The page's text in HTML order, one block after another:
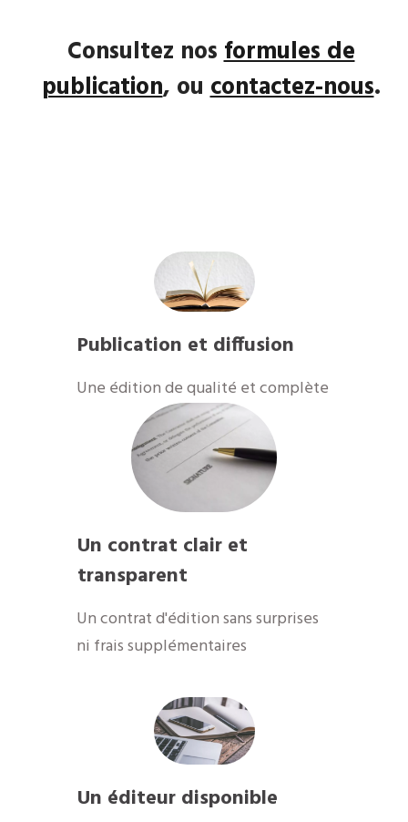
Consultez nosformules de
publication, oucontactez-nous.
Publication et diffusion
Une édition de qualité et complète
Un contrat clair et
transparent
Un contrat d'édition sans surprises
ni frais supplémentaires
Un éditeur disponible